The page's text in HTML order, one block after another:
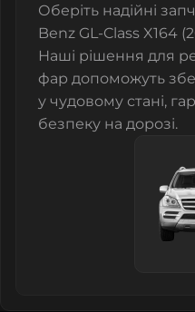
Оберіть надійні
Benz GL-Class X164
Наші рішення для
фар допоможуть
у чудовому стані,
безпеку на дорозі.